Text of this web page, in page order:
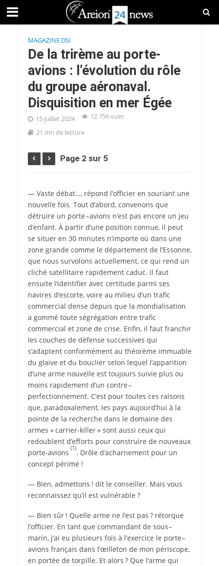
MAGAZINE DSI
De la trirème au porte-
avions : l’évolution du rôle
du groupe aéronaval.
Disquisition en mer Égée
15 juillet 2024
12 756 vues
21 mn de lecture
Page 2 sur 5
— Vaste débat…, répond l’officier en souriant une
nouvelle fois. Tout d’abord, convenons que
détruire un porte – avions n’est pas encore un jeu
d’enfant. À partir d’une position connue, il peut
se situer en 30 minutes n’importe où dans une
zone grande comme le département de l’Essonne,
que nous survolons actuellement, ce qui rend un
cliché satellitaire rapidement caduc. Il faut
ensuite l’identifier avec certitude parmi ses
navires d’escorte, voire au milieu d’un trafic
commercial dense depuis que la mondialisation
a gommé toute ségrégation entre trafic
commercial et zone de crise. Enfin, il faut franchir
les couches de défense successives qui
s’adaptent conformément au théorème immuable
du glaive et du bouclier selon lequel l’apparition
d’une arme nouvelle est toujours suivie plus ou
moins rapidement d’un contre –
perfectionnement. C’est pour toutes ces raisons
que, paradoxalement, les pays aujourd’hui à la
pointe de la recherche dans le domaine des
armes « carrier-killer » sont aussi ceux qui
redoublent d’efforts pour construire de nouveaux
porte-avions
(1)
. Drôle d’acharnement pour un
concept périmé !
— Bien, admettons ! dit le conseiller. Mais vous
reconnaissez qu’il est vulnérable ?
— Bien sûr ! Quelle arme ne l’est pas ? rétorque
l’officier. En tant que commandant de sous –
marin, j’ai eu plusieurs fois à l’exercice le porte –
avions français dans l’œilleton de mon périscope,
en portée de torpille. Et alors ? Que l’arme qui